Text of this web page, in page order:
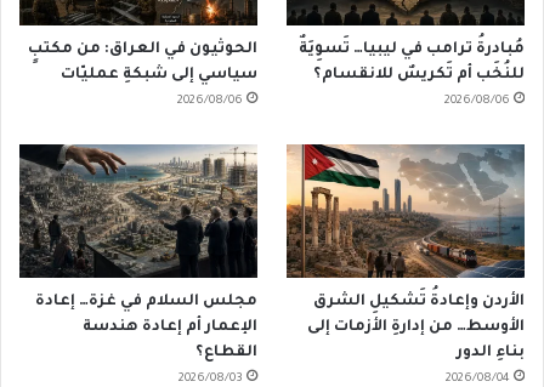
مُبادرةُ ترامب في ليبيا… تَسوِيَةٌ
للنُخَب أم تَكريسٌ للانقسام؟
2026/08/06
الحوثيون في العراق: من مكتبٍ
سياسي إلى شبكةِ عمليّات
2026/08/06
الأردن وإعادةُ تَشكيلِ الشرق
الأوسط… من إدارةِ الأزمات إلى
بناءِ الدور
2026/08/04
مجلس السلام في غزة… إعادة
الإعمار أم إعادة هندسة
القطاع؟
2026/08/03